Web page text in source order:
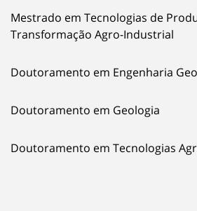
Mestrado em Tecnologias de
Transformação Agro-Industrial
Doutoramento em Engenharia
Doutoramento em Geologia
Doutoramento em Tecnologias